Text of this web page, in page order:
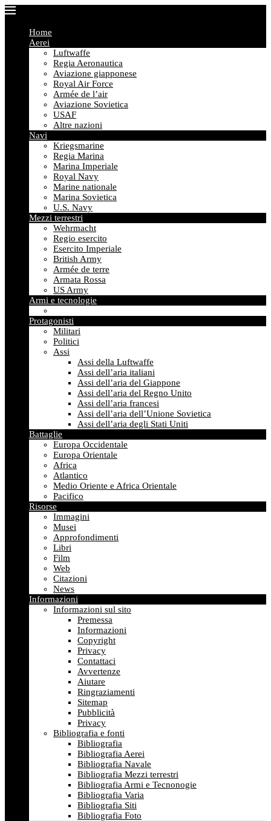
Home
Aerei
Luftwaffe
Regia Aeronautica
Aviazione giapponese
Royal Air Force
Armée de l’air
Aviazione Sovietica
USAF
Altre nazioni
Navi
Kriegsmarine
Regia Marina
Marina Imperiale
Royal Navy
Marine nationale
Marina Sovietica
U.S. Navy
Mezzi terrestri
Wehrmacht
Regio esercito
Esercito Imperiale
British Army
Armée de terre
Armata Rossa
US Army
Armi e tecnologie
Protagonisti
Militari
Politici
Assi
Assi della Luftwaffe
Assi dell’aria italiani
Assi dell’aria del Giappone
Assi dell’aria del Regno Unito
Assi dell’aria francesi
Assi dell’aria dell’Unione Sovietica
Assi dell’aria degli Stati Uniti
Battaglie
Europa Occidentale
Europa Orientale
Africa
Atlantico
Medio Oriente e Africa Orientale
Pacifico
Risorse
Immagini
Musei
Approfondimenti
Libri
Film
Web
Citazioni
News
Informazioni
Informazioni sul sito
Premessa
Informazioni
Copyright
Privacy
Contattaci
Avvertenze
Aiutare
Ringraziamenti
Sitemap
Pubblicità
Privacy
Bibliografia e fonti
Bibliografia
Bibliografia Aerei
Bibliografia Navale
Bibliografia Mezzi terrestri
Bibliografia Armi e Tecnonogie
Bibliografia Varia
Bibliografia Siti
Bibliografia Foto